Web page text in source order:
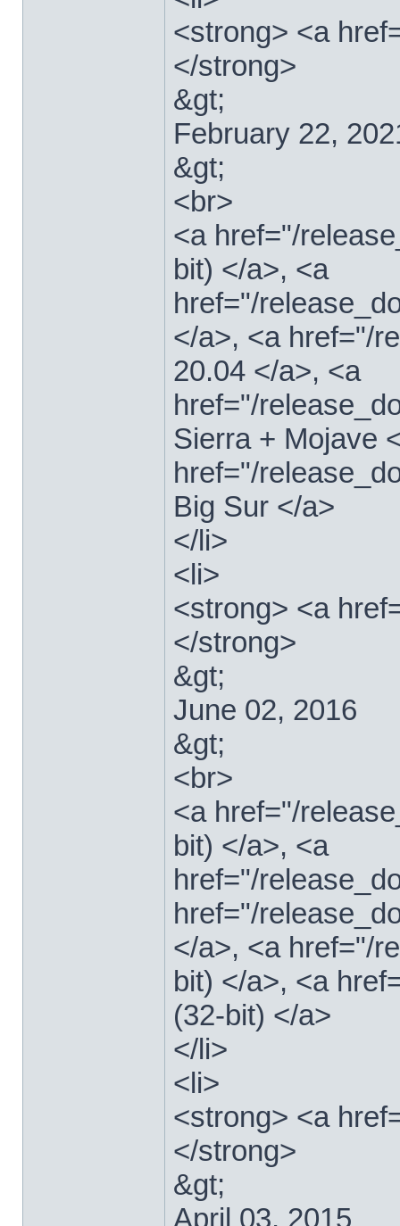
<strong> <a
</strong>
&gt;
February 22,
&gt;
<br>
<a href="/
bit) </a>, <a
href="/
</a>, <a href="/
20.04 </a>, <a
href="/
Sierra + Mojave
href="/
Big Sur </a>
</li>
<li>
<strong> <a
</strong>
&gt;
June 02, 2016
&gt;
<br>
<a href="/
bit) </a>, <a
href="/
href="/
</a>, <a href="/
bit) </a>, <a
(32-bit) </a>
</li>
<li>
<strong> <a
</strong>
&gt;
April 03, 2015